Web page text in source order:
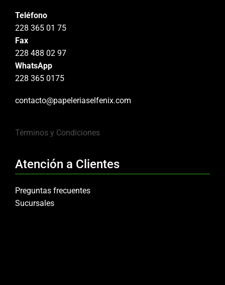
Teléfono
228 365 01 75
Fax
228 488 02 97
WhatsApp
228 365 0175
contacto@papeleriaselfenix.com
Términos y Condiciones
Atención a Clientes
Preguntas frecuentes
Sucursales